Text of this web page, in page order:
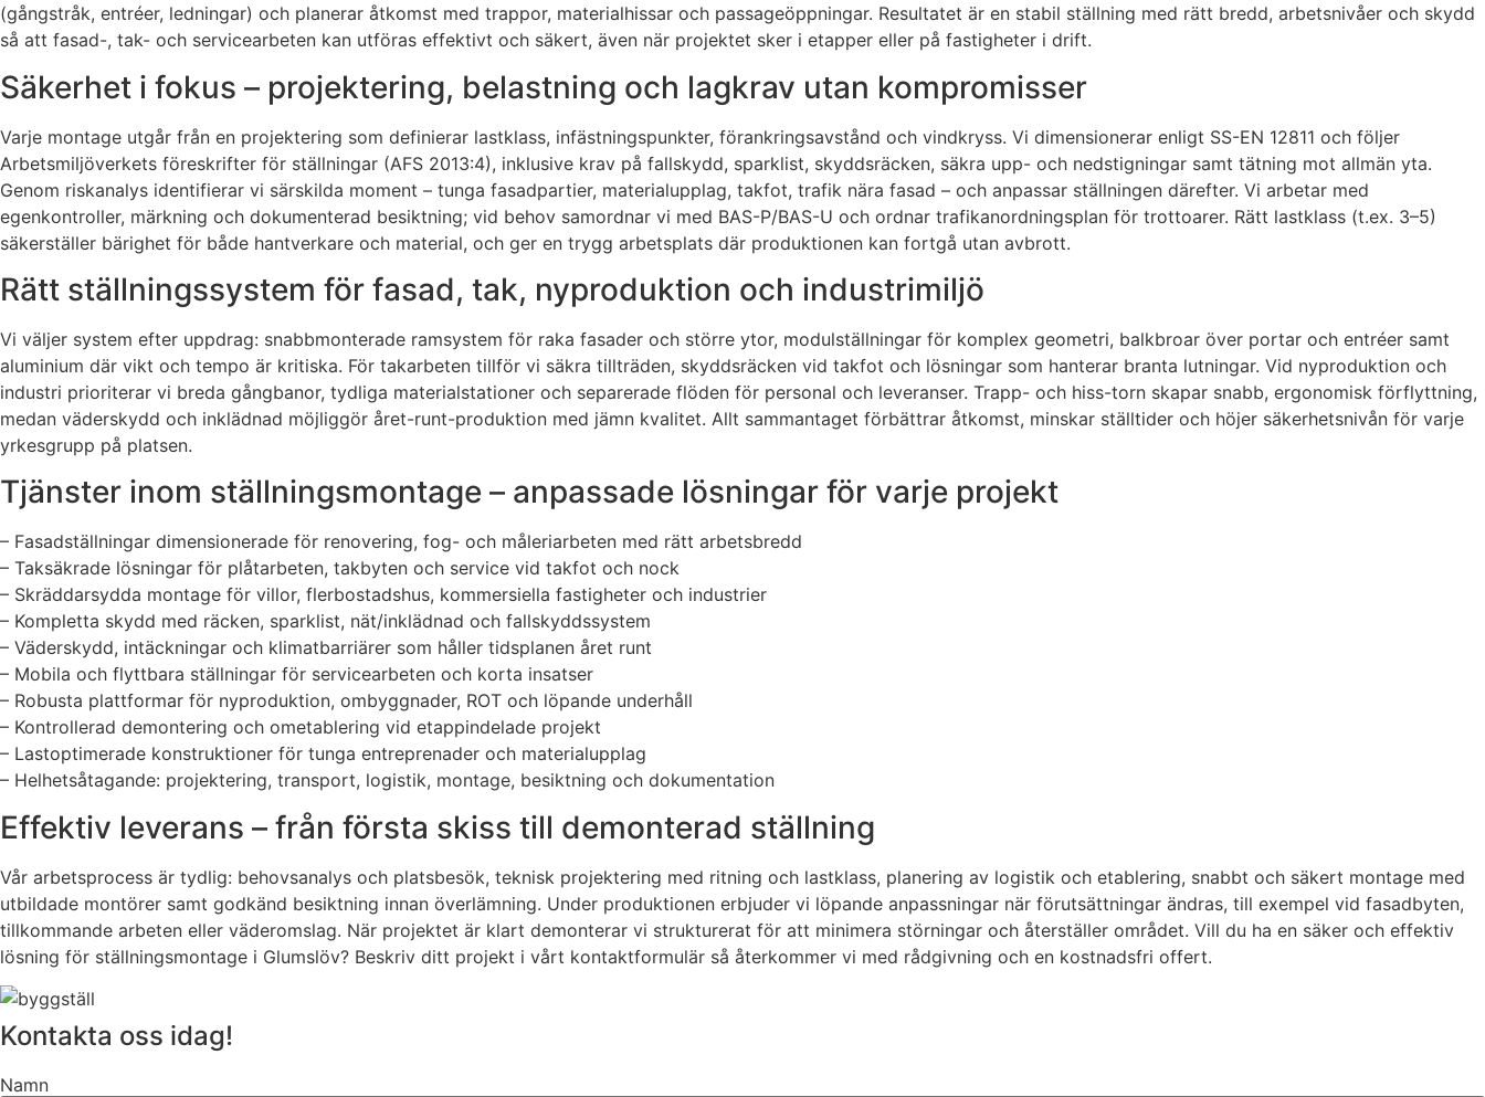
(gångstråk, entréer, ledningar) och planerar åtkomst med trappor, materialhissar och passageöppningar. Resultatet är en stabil ställning med rätt bredd, arbetsnivåer och skydd
så att fasad-, tak- och servicearbeten kan utföras effektivt och säkert, även när projektet sker i etapper eller på fastigheter i drift.
Säkerhet i fokus – projektering, belastning och lagkrav utan kompromisser
Varje montage utgår från en projektering som definierar lastklass, infästningspunkter, förankringsavstånd och vindkryss. Vi dimensionerar enligt SS-EN 12811 och följer
Arbetsmiljöverkets föreskrifter för ställningar (AFS 2013:4), inklusive krav på fallskydd, sparklist, skyddsräcken, säkra upp- och nedstigningar samt tätning mot allmän yta.
Genom riskanalys identifierar vi särskilda moment – tunga fasadpartier, materialupplag, takfot, trafik nära fasad – och anpassar ställningen därefter. Vi arbetar med
egenkontroller, märkning och dokumenterad besiktning; vid behov samordnar vi med BAS-P/BAS-U och ordnar trafikanordningsplan för trottoarer. Rätt lastklass (t.ex. 3–5)
säkerställer bärighet för både hantverkare och material, och ger en trygg arbetsplats där produktionen kan fortgå utan avbrott.
Rätt ställningssystem för fasad, tak, nyproduktion och industrimiljö
Vi väljer system efter uppdrag: snabbmonterade ramsystem för raka fasader och större ytor, modulställningar för komplex geometri, balkbroar över portar och entréer samt
aluminium där vikt och tempo är kritiska. För takarbeten tillför vi säkra tillträden, skyddsräcken vid takfot och lösningar som hanterar branta lutningar. Vid nyproduktion och
industri prioriterar vi breda gångbanor, tydliga materialstationer och separerade flöden för personal och leveranser. Trapp- och hiss-torn skapar snabb, ergonomisk förflyttning,
medan väderskydd och inklädnad möjliggör året-runt-produktion med jämn kvalitet. Allt sammantaget förbättrar åtkomst, minskar ställtider och höjer säkerhetsnivån för varje
yrkesgrupp på platsen.
Tjänster inom ställningsmontage – anpassade lösningar för varje projekt
– Fasadställningar dimensionerade för renovering, fog- och måleriarbeten med rätt arbetsbredd
– Taksäkrade lösningar för plåtarbeten, takbyten och service vid takfot och nock
– Skräddarsydda montage för villor, flerbostadshus, kommersiella fastigheter och industrier
– Kompletta skydd med räcken, sparklist, nät/inklädnad och fallskyddssystem
– Väderskydd, intäckningar och klimatbarriärer som håller tidsplanen året runt
– Mobila och flyttbara ställningar för servicearbeten och korta insatser
– Robusta plattformar för nyproduktion, ombyggnader, ROT och löpande underhåll
– Kontrollerad demontering och ometablering vid etappindelade projekt
– Lastoptimerade konstruktioner för tunga entreprenader och materialupplag
– Helhetsåtagande: projektering, transport, logistik, montage, besiktning och dokumentation
Effektiv leverans – från första skiss till demonterad ställning
Vår arbetsprocess är tydlig: behovsanalys och platsbesök, teknisk projektering med ritning och lastklass, planering av logistik och etablering, snabbt och säkert montage med
utbildade montörer samt godkänd besiktning innan överlämning. Under produktionen erbjuder vi löpande anpassningar när förutsättningar ändras, till exempel vid fasadbyten,
tillkommande arbeten eller väderomslag. När projektet är klart demonterar vi strukturerat för att minimera störningar och återställer området. Vill du ha en säker och effektiv
lösning för ställningsmontage i Glumslöv? Beskriv ditt projekt i vårt kontaktformulär så återkommer vi med rådgivning och en kostnadsfri offert.
Kontakta oss idag!
Namn